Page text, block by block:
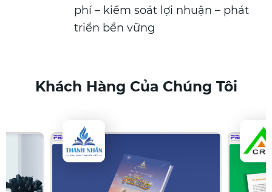
phí – kiểm soát lợi nhuận – phát
triển bền vững
Khách Hàng Của Chúng Tôi